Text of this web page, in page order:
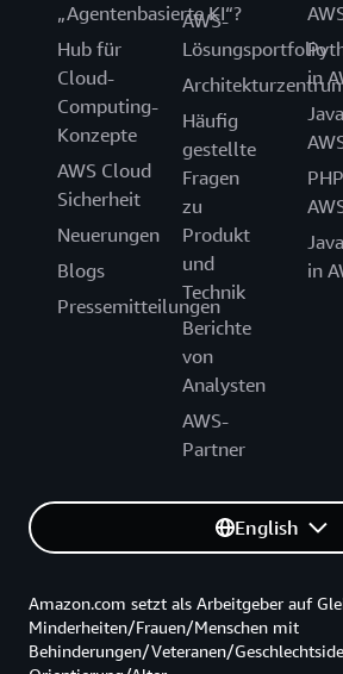
„Agentenbasierte KI“?
Hub für
Cloud-
Computing-
Konzepte
AWS Cloud
Sicherheit
Neuerungen
Blogs
Pressemitteilungen
AWS-
Lösungsportfolio
Häufig
gestellte
Fragen
zu
Produkt
und
Technik
Berichte
von
Analysten
AWS-
Partner
in
in
English
Amazon.com setzt als Arbeitgeber auf
Minderheiten/Frauen/Menschen mit
Behinderungen/Veteranen/